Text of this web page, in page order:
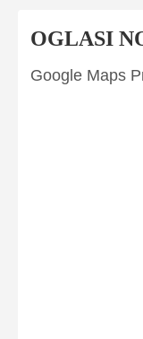
OGLASI
Google Maps